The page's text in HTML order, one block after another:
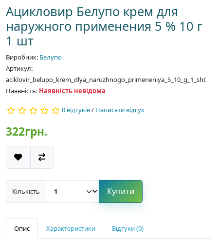
Ацикловир Белупо крем для
наружного применения 5 % 10 г
1 шт
Виробник: Белупо
Артикул:
aciklovir_belupo_krem_dlya_naruzhnogo_primeneniya_5_10_g_1_sht
Наявність: Наявність невідома
0 відгуків/ Написати відгук
322грн.
Кількість Купити
Опис Характеристики Відгуки (0)